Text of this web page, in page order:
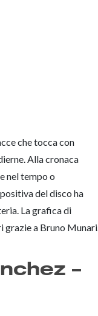
che tocca con
Alla cronaca
nel tempo o
del disco ha
La grafica di
grazie a Bruno Munari.
–